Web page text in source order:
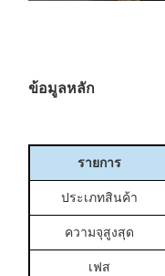
ข้อมูลหลัก
รายการ
ประเภทสินค้า
ความจุสูงสุด
เฟส